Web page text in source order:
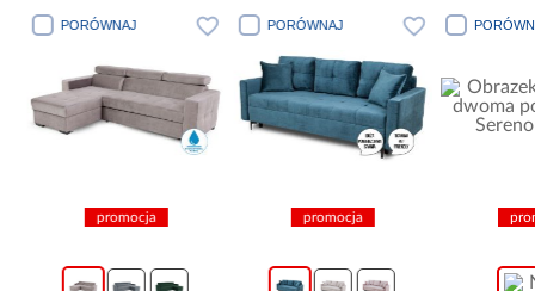
PORÓWNAJ
promocja
PORÓWNAJ
promocja